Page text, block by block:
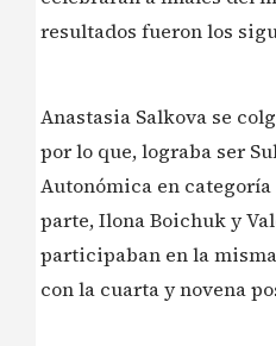
resultados fueron los
Anastasia Salkova se
por lo que, lograba ser
Autonómica en
parte, Ilona Boichuk y
participaban en la
con la cuarta y novena